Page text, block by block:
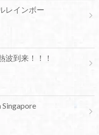
レインボー
波到来！！！